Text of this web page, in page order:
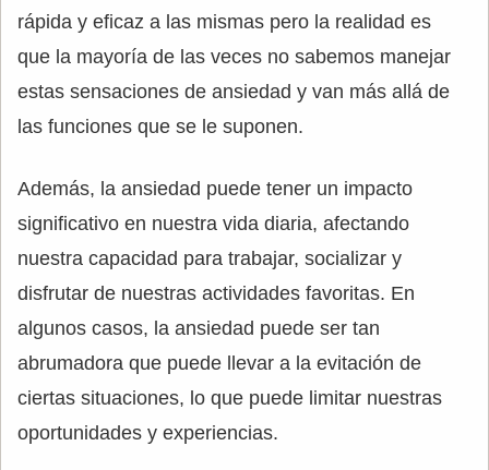
rápida y eficaz a las mismas pero la realidad es
que la mayoría de las veces no sabemos manejar
estas sensaciones de ansiedad y van más allá de
las funciones que se le suponen.
Además, la ansiedad puede tener un impacto
significativo en nuestra vida diaria, afectando
nuestra capacidad para trabajar, socializar y
disfrutar de nuestras actividades favoritas. En
algunos casos, la ansiedad puede ser tan
abrumadora que puede llevar a la evitación de
ciertas situaciones, lo que puede limitar nuestras
oportunidades y experiencias.